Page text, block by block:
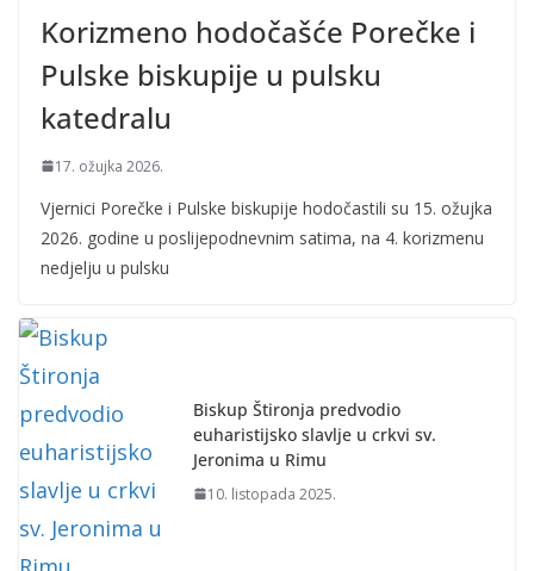
Korizmeno hodočašće Porečke i
Pulske biskupije u pulsku
katedralu
17. ožujka 2026.
Vjernici Porečke i Pulske biskupije hodočastili su 15. ožujka
2026. godine u poslijepodnevnim satima, na 4. korizmenu
nedjelju u pulsku
Biskup Štironja predvodio
euharistijsko slavlje u crkvi sv.
Jeronima u Rimu
10. listopada 2025.